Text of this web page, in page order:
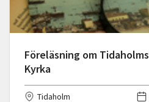
Föreläsning om Tidaholms
Kyrka
Tidaholm